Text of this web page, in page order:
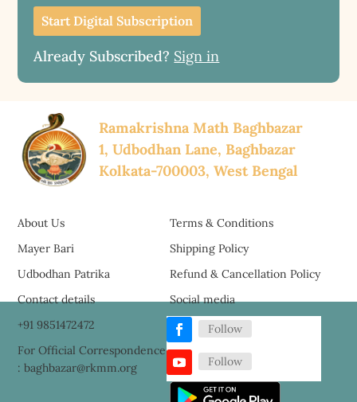
Start Digital Subscription
Already Subscribed? Sign in
Ramakrishna Math Baghbazar
1, Udbodhan Lane, Baghbazar
Kolkata-700003, West Bengal
About Us
Mayer Bari
Udbodhan Patrika
Terms & Conditions
Shipping Policy
Refund & Cancellation Policy
Contact details
+91 9851472472
For Official Correspondence
: baghbazar@rkmm.org
Social media
Follow
Follow